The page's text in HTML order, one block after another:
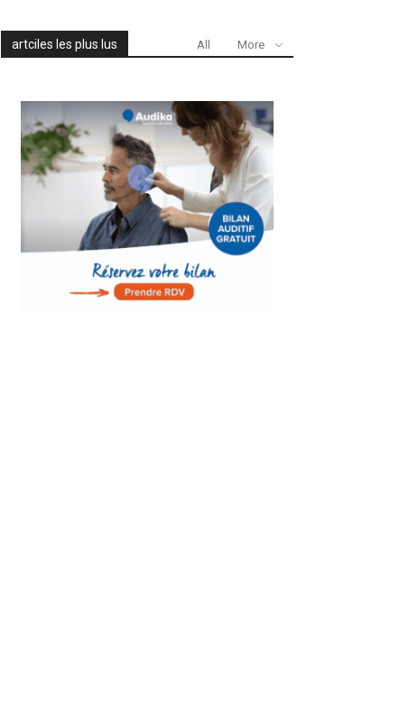
artciles les plus lus All More